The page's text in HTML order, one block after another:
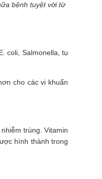
bệnh tuyệt vời từ
coli, Salmonella, tụ
cho các vi khuẩn
trùng. Vitamin
hình thành trong